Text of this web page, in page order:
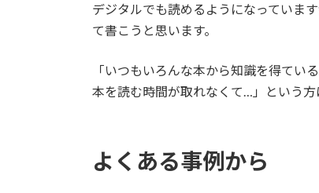
デジタルでも読めるようになっていま
て書こうと思います。
「いつもいろんな本から知識を得てい
本を読む時間が取れなくて…」という方
よくある事例から